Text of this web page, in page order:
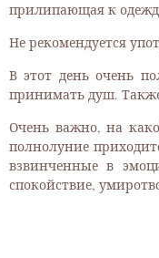
прилипающая к
Не рекомендуется
В этот день очень
принимать душ.
Очень важно, на
полнолуние
взвинченные в
спокойствие,